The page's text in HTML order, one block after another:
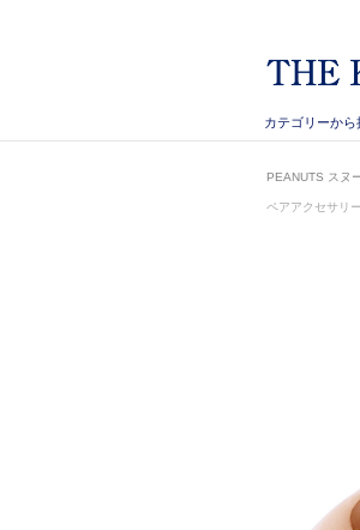
カテゴリーから
PEANUTS スヌ
ペアアクセサリ